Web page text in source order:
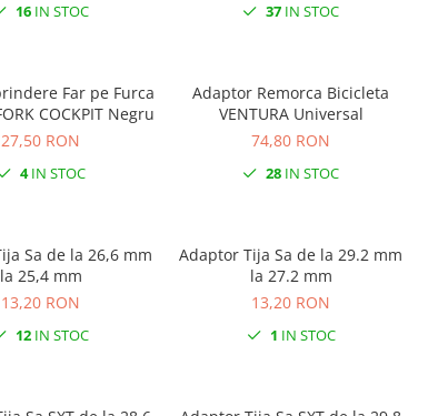
16 IN STOC 37 IN STOC
Far pe Furca
COCKPIT Negru
27,50 RON
4IN STOC
Adaptor Remorca Bicicleta
VENTURA Universal
74,80 RON
28 IN STOC
de la 26,6 mm
la 25,4 mm
13,20 RON
12 IN STOC
Adaptor Tija Sa de la 29.2 mm
la 27.2 mm
13,20 RON
1 IN STOC